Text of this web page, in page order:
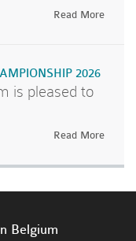
Read More
2026
is pleased to
Read More
Belgium